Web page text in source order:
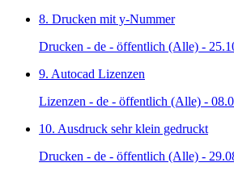
8. Drucken mit y-Nummer
Drucken - de - öffentlich (Alle) -
9. Autocad Lizenzen
Lizenzen - de - öffentlich (Alle) -
10. Ausdruck sehr klein gedruckt
Drucken - de - öffentlich (Alle) -